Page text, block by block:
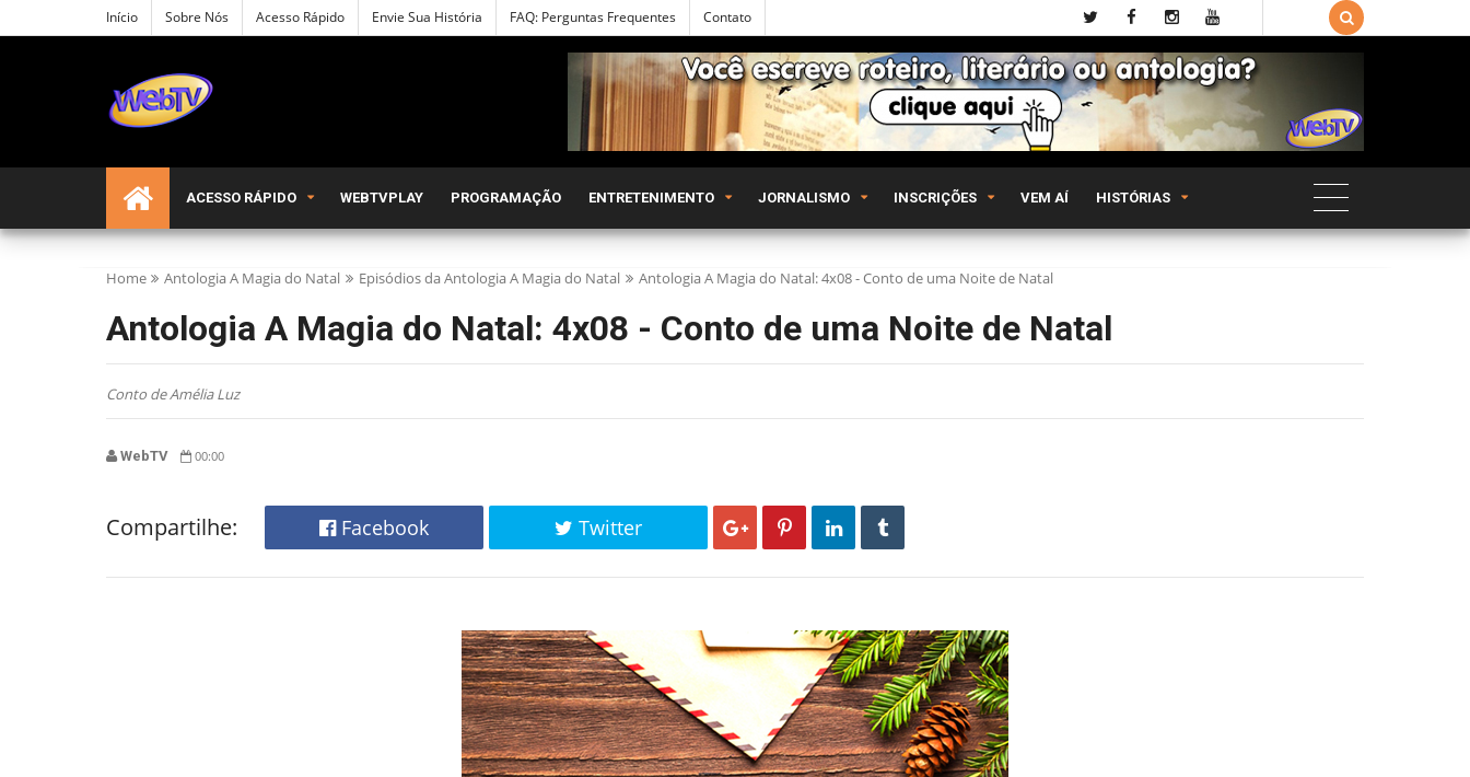
Início Sobre Nós Acesso Rápido Envie Sua História FAQ: Perguntas Frequentes Contato 
ACESSO RÁPIDO WEBTVPLAY PROGRAMAÇÃO ENTRETENIMENTO JORNALISMO INSCRIÇÕES VEM AÍ HISTÓRIAS
Home Antologia A Magia do Natal Episódios da Antologia A Magia do Natal Antologia A Magia do Natal: 4x08 - Conto de uma Noite de Natal
Antologia A Magia do Natal: 4x08 - Conto de uma Noite de Natal
Conto de Amélia Luz
WebTV 00:00
Compartilhe: Facebook Twitter